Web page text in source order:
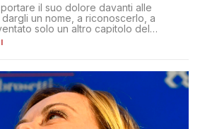
il suo dolore davanti alle
un nome, a riconoscerlo, a
solo un altro capitolo del